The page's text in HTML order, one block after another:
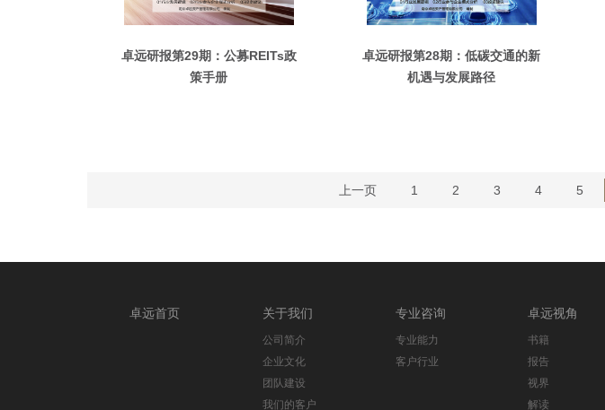
卓远研报第29期：公募REITs政
策手册
卓远研报第28期：低碳交通的新
机遇与发展路径
上一页 1 2 3 4 5
卓远首页 关于我们
公司简介
企业文化
团队建设
我们的客户
专业咨询
专业能力
客户行业
卓远视角
书籍
报告
视界
解读